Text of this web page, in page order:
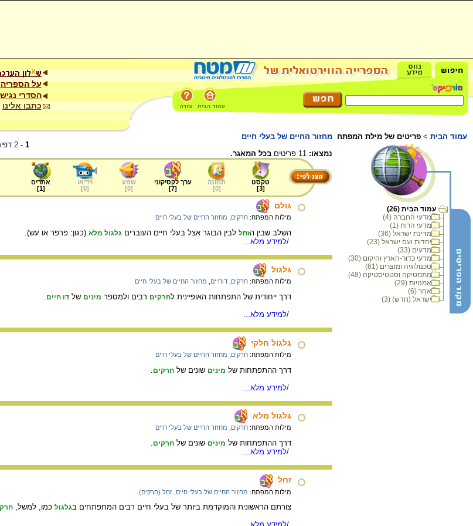
על הספריה
הסדרי
כתבו אלינו
עמוד הבית > פריטים של מילת המפתח מחזור החיים של בעלי חיים
עמוד הבית (26)
מדעי החברה (4)
מדעי הרוח (1)
מדינת ישראל (36)
יהדות ועם ישראל (23)
מדעים (33)
מדעי כדור-הארץ והיקום (30)
טכנולוגיה ומוצרים (61)
מתמטיקה וסטטיסטיקה (48)
אמנויות (29)
אחר (6)
ישראל (חדש) (3)
1
-
2
נמצאו:
בכל המאגר.
טקסט
[
3
]
תמונה
[
0
]
ערך לקסיקוני
[
7
]
שמע
[
0
]
וידיאו
[
0
]
אתרים
[
1
]
גולם
מילות המפתח: חרקים מחזור החיים של בעלי חיים
השלב שבין הזחל לבין הבוגר אצל בעלי חיים העוברים גלגול מלא (כגון: פרפר או עש).
/למידע מלא...
גלגול
מילות המפתח: חרקים דוחיים מחזור החיים של בעלי חיים
דרך ייחודית של התפתחות האופיינית לחרקים רבים ולמספר מינים של דו חיים.
/למידע מלא...
גלגול חלקי
מילות המפתח: חרקים מחזור החיים של בעלי חיים
דרך ההתפתחות של מינים שונים של חרקים
/למידע מלא...
גלגול מלא
מילות המפתח: חרקים מחזור החיים של בעלי חיים
דרך ההתפתחות של מינים שונים של חרקים
/למידע מלא...
זחל
מילות המפתח: מחזור החיים של בעלי חיים זחל (חרקים)
צורתם הראשונית והמוקדמת ביותר של בעלי חיים רבים המתפתחים בגלגול כמו, למשל,